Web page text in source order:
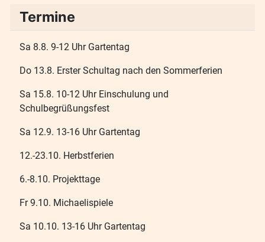
Termine
Sa 8.8. 9-12 Uhr Gartentag
Do 13.8. Erster Schultag nach den Sommerferien
Sa 15.8. 10-12 Uhr Einschulung und
Schulbegrüßungsfest
Sa 12.9. 13-16 Uhr Gartentag
12.-23.10. Herbstferien
6.-8.10. Projekttage
Fr 9.10. Michaelispiele
Sa 10.10. 13-16 Uhr Gartentag